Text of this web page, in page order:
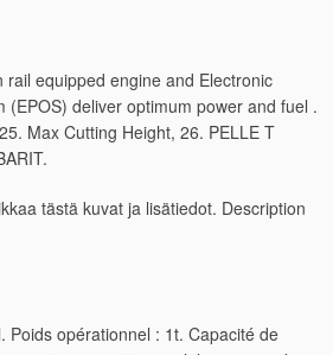
equipped engine and Electronic
(EPOS) deliver optimum power and fuel .
Max Cutting Height, 26. PELLE T
tästä kuvat ja lisätiedot. Description
Poids opérationnel : 1t. Capacité de